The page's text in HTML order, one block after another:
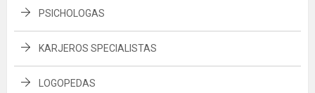
PSICHOLOGAS
KARJEROS SPECIALISTAS
LOGOPEDAS